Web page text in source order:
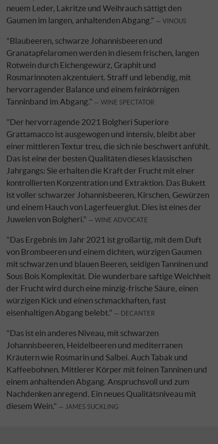
neuem Leder, Lakritze und Weihrauch sättigt den
Gaumen im langen, anhaltenden Abgang."
VINOUS
"Blaubeeren, schwarze Johannisbeeren und
Granatapfelaromen werden in diesem frischen, langen
Rotwein durch Eichengewürz, Graphit und
Rosmarinnoten akzentuiert. Straff und lebendig, mit
hervorragender Balance und einem feinkörnigen
Tanninband im Abgang."
WINE SPECTATOR
"Der hervorragende 2021 Bolgheri Superiore
Grattamacco ist ausgewogen und intensiv, bleibt aber
einer mittleren Textur treu, die sich nie beschwert anfühlt.
Das ist eine der besten Qualitäten dieses klassischen
Jahrgangs: Sie erhalten die Kraft der Frucht mit einer
kontrollierten Konzentration und Extraktion. Das Bukett
ist voller schwarzer Johannisbeeren, Kirschen, Gewürzen
und einem Hauch von Lagerfeuerglut. Dies ist eines der
Juwelen von Bolgheri."
WINE ADVOCATE
"Das Ergebnis im Jahr 2021 ist großartig, mit dem Duft
von Brombeeren und einem dichten, würzigen Gaumen
mit schwarzen und blauen Beeren, seidigen Tanninen und
Sous Bois Komplexität. Die wunderbare saftige Weichheit
der Frucht wird durch eine minzig-frische Säure, einen
würzigen Kick und einen schmackhaften, fast
eisenhaltigen Abgang belebt."
DECANTER
"Das ist ein anderes Niveau, mit schwarzen
Johannisbeeren, Heidelbeeren und mediterranen
Kräutern wie Rosmarin und Salbei. Auch Tabak und
Kaffeebohnen. Mittlerer Körper mit feinen Tanninen und
einem anhaltenden Abgang. Anspruchsvoll und zum
Nachdenken anregend. Ein neues Qualitätsniveau mit
diesem Wein."
JAMES SUCKLING